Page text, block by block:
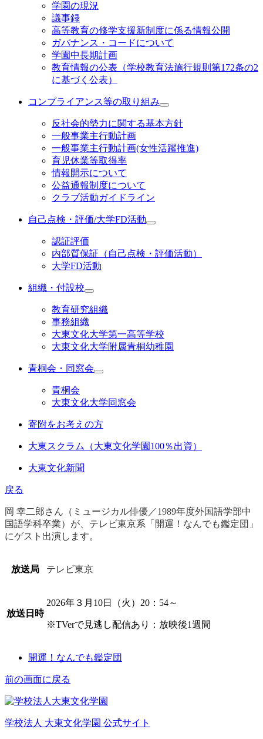
学園の現況
議事録
高等教育の修学支援新制度に係る情報公開
ガバナンス・コードについて
学園中長期計画
教育情報の公表（学校教育法施行規則第172条の2
に基づく公表）
コンプライアンス等の取り組み
反社会的勢力に関する基本方針
一般事業主行動計画
一般事業主行動計画(女性活躍推進)
育児休業等取得率
情報開示について
公益通報制度について
クラブ活動ガイドライン
自己点検・評価/大学FD活動
認証評価
内部質保証（自己点検・評価活動）
大学FD活動
組織・付設校
教育研究組織
事務組織
大東文化大学第一高等学校
大東文化大学附属青桐幼稚園
青桐会・同窓会
青桐会
大東文化大学同窓会
寄附をお考えの方
大東スクラム（大東文化学園100％出資）
大東文化新聞
戻る
岡 幸二郎さん（ミュージカル俳優／1989年度外国語学部中
国語学科卒業）が、テレビ東京系「開運！なんでも鑑定団」
にゲスト出演します。
放送局 テレビ東京
放送日時
2026年３月10日（火）20：54～
※TVerで見逃し配信あり：放映後1週間
開運！なんでも鑑定団
前の画面に戻る
学校法人 大東文化学園 公式サイト